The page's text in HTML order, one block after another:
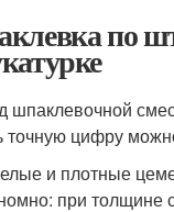
по
шпаклевочной
точную цифру
и плотные
при толщине